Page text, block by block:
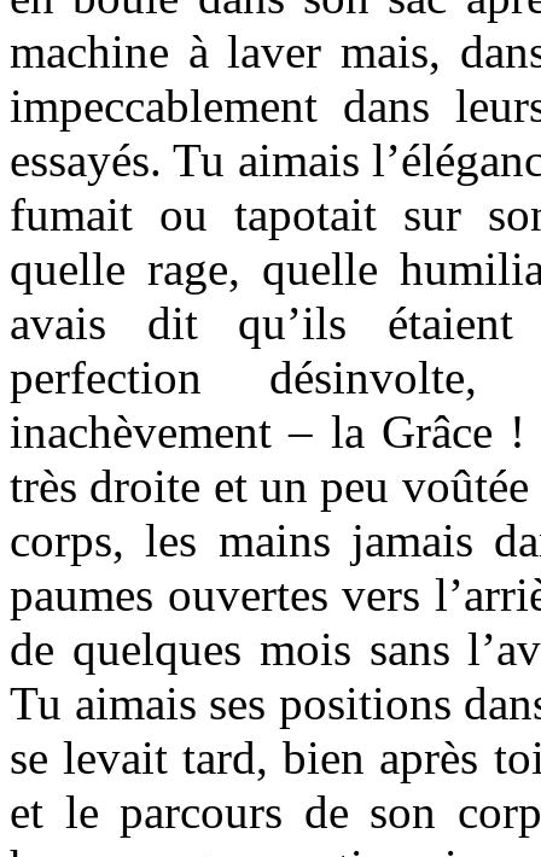
machine à laver mais,
impeccablement dans
essayés. Tu aimais
fumait ou tapotait sur
quelle rage, quelle
avais dit qu’ils
perfection
inachèvement – la Grâce
très droite et un peu
corps, les mains jamais
paumes ouvertes vers
de quelques mois sans
Tu aimais ses positions
se levait tard, bien après
et le parcours de son